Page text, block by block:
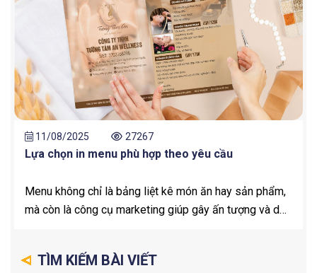
11/08/2025 27267
Lựa chọn in menu phù hợp theo yêu cầu
Menu không chỉ là bảng liệt kê món ăn hay sản phẩm,
mà còn là công cụ marketing giúp gây ấn tượng và dẫn
TÌM KIẾM BÀI VIẾT